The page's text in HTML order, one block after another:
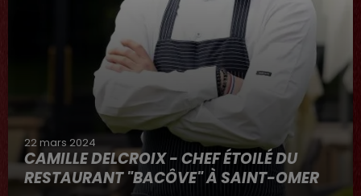
22 mars 2024
CAMILLE DELCROIX - CHEF ÉTOILÉ DU
RESTAURANT "BACÔVE" À SAINT-OMER